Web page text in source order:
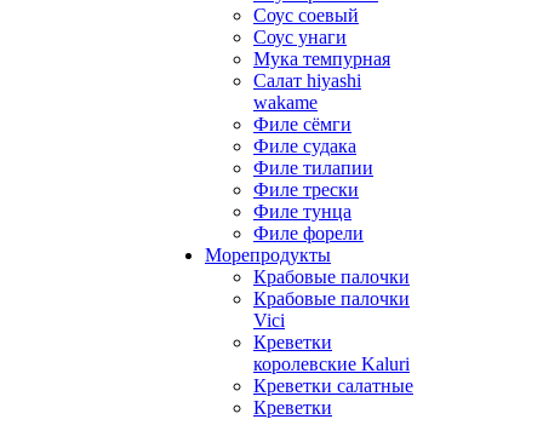
Соус соевый
Соус унаги
Мука темпурная
Салат hiyashi
wakame
Филе сёмги
Филе судака
Филе тилапии
Филе трески
Филе тунца
Филе форели
Морепродукты
Крабовые палочки
Крабовые палочки
Vici
Креветки
королевские Kaluri
Креветки салатные
Креветки